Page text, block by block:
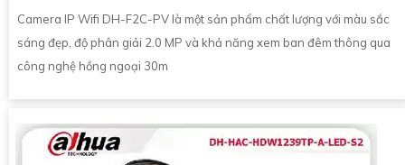
Camera IP Wifi DH-F2C-PV là một sản phẩm chất lượng với màu sắc
sáng đẹp, độ phân giải 2.0 MP và khả năng xem ban đêm thông qua
công nghệ hồng ngoại 30m